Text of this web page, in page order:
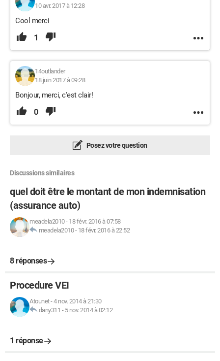
10 avr. 2017 à 12:28
Cool merci
1
14outlander
18 juin 2017 à 09:28
Bonjour, merci, c'est clair!
0
Posez votre question
Discussions similaires
quel doit être le montant de mon indemnisation
(assurance auto)
meadela2010- 18 févr. 2016 à 07:58
meadela2010- 18 févr. 2016 à 22:52
8 réponses
Procedure VEI
Atounet-4 nov. 2014 à 21:30
dany311 - 5 nov. 2014 à 02:12
1 réponse